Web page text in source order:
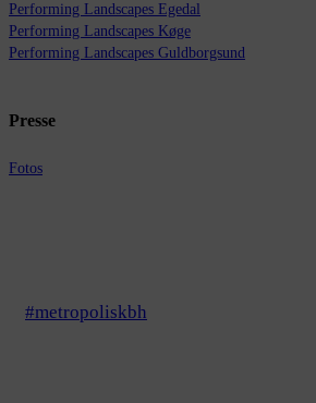
Performing Landscapes Egedal
Performing Landscapes Køge
Performing Landscapes Guldborgsund
Presse
Fotos
#metropoliskbh